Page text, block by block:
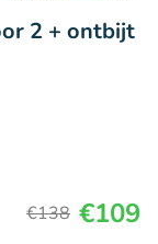
2 + ontbijt
€138 €109